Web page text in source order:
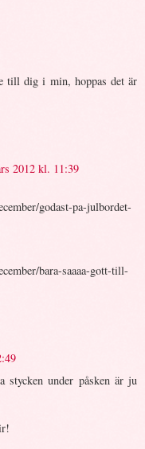
till dig i min, hoppas det är
2012 kl. 11:39
godast-pa-julbordet-
bara-saaaa-gott-till-
under påsken är ju